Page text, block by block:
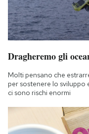
Dragheremo gli
Molti pensano che
per sostenere lo sviluppo
ci sono rischi enormi